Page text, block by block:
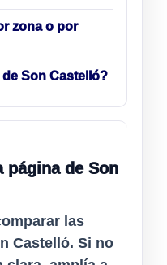
zona o por
Son Castelló?
página de Son
las
Castelló. Si no